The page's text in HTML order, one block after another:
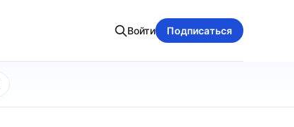
Войти Подписаться